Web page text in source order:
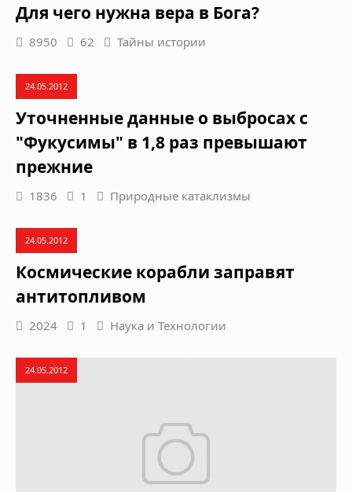
Для чего нужна вера в Бога?
8950 62 Тайны истории
24.05.2012
Уточненные данные о выбросах с
"Фукусимы" в 1,8 раз превышают
прежние
1836 1 Природные катаклизмы
24.05.2012
Космические корабли заправят
антитопливом
2024 1 Наука и Технологии
24.05.2012